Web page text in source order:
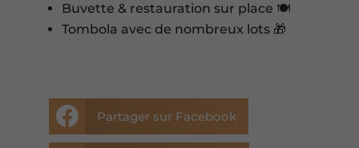
Buvette & restauration sur place 🍽️
Tombola avec de nombreux lots 🎁
 Partager sur Facebook